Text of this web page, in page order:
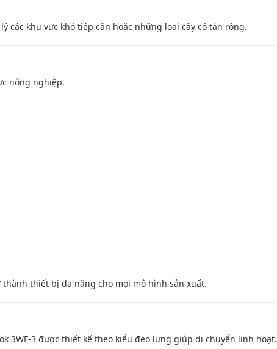
các khu vực khó tiếp cận hoặc những loại cây có tán rộng.
nông nghiệp.
thiết bị đa năng cho mọi mô hình sản xuất.
3WF-3 được thiết kế theo kiểu đeo lưng giúp di chuyển linh hoạt.